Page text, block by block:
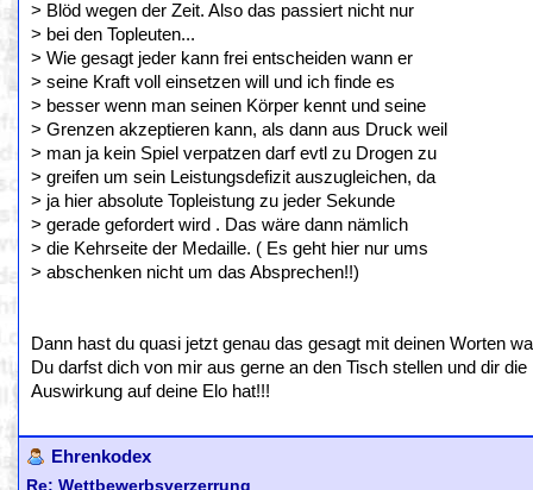
> Blöd wegen der Zeit. Also das passiert nicht nur
> bei den Topleuten...
> Wie gesagt jeder kann frei entscheiden wann er
> seine Kraft voll einsetzen will und ich finde es
> besser wenn man seinen Körper kennt und seine
> Grenzen akzeptieren kann, als dann aus Druck weil
> man ja kein Spiel verpatzen darf evtl zu Drogen zu
> greifen um sein Leistungsdefizit auszugleichen, da
> ja hier absolute Topleistung zu jeder Sekunde
> gerade gefordert wird . Das wäre dann nämlich
> die Kehrseite der Medaille. ( Es geht hier nur ums
> abschenken nicht um das Absprechen!!)
Dann hast du quasi jetzt genau das gesagt mit deinen Worten
Du darfst dich von mir aus gerne an den Tisch stellen und dir
Auswirkung auf deine Elo hat!!!
Ehrenkodex
Re: Wettbewerbsverzerrung